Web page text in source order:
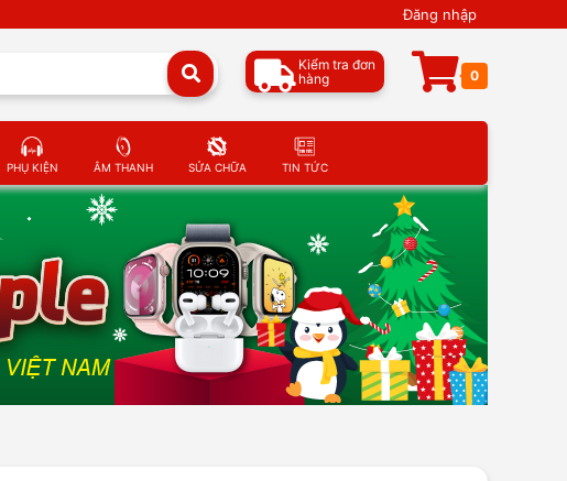
Đăng nhập
Kiểm tra đơn
hàng
0
PHỤ KIỆN ÂM THANH SỬA CHỮA TIN TỨC